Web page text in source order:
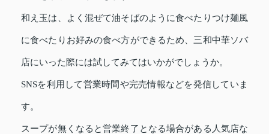
和え玉は、よく混ぜて油そばのように食べたりつけ麺風
に食べたりお好みの食べ方ができるため、三和中華ソバ
店にいった際には試してみてはいかがでしょうか。
SNSを利用して営業時間や完売情報などを発信していま
す。
スープが無くなると営業終了となる場合がある人気店な